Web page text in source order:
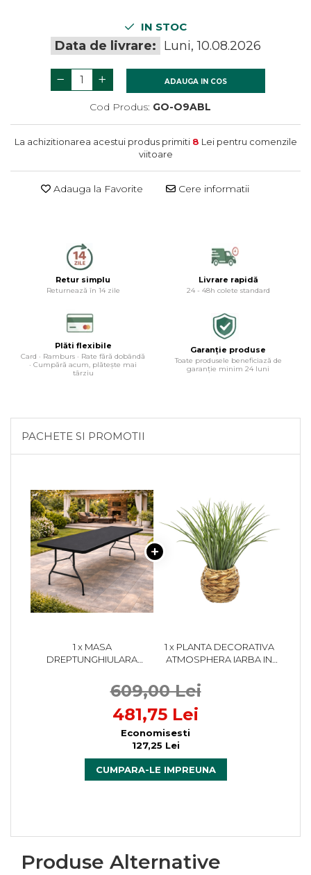
Mobilier baie
Oglinzi baie
Accesorii baie
Cuiere si suporturi prosoape
Rafturi si depozitare
Accesorii cada
Accesorii lavoare
Suporturi si accesorii de baie
IN STOC
Data de livrare: Luni, 10.08.2026
ADAUGA IN COS
Cod Produs: GO-O9ABL
La achizitionarea acestui produs primiti 8 Lei pentru comenzile
viitoare
Adauga la Favorite Cere informatii
Retur simplu
Returnează în 14 zile
Livrare rapidă
24 - 48h colete standard
Plăti flexibile
Card · Ramburs · Rate fără dobândă
· Cumpără acum, plătește mai
târziu
Garanție produse
Toate produsele beneficiază de
garanție minim 24 luni
PACHETE SI PROMOTII
1 x MASA
DREPTUNGHIULARA
MULTIFUNCTIONALA,
PENTRU GRADINA SAU
EVENIMENTE, 240X75X74
1 x PLANTA DECORATIVA
ATMOSPHERA IARBA IN
CM, ASPECT REALIST,
MARO NATUR
609,00 Lei
481,75 Lei
Economisesti
127,25 Lei
CUMPARA-LE IMPREUNA
Produse Alternative